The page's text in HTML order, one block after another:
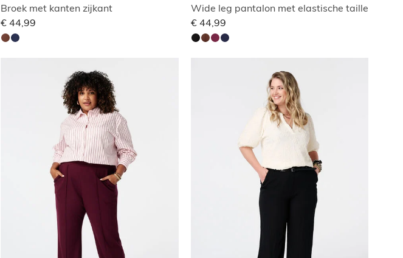
Broek met kanten zijkant
€ 44,99
Wide leg pantalon met elastische taille
€ 44,99